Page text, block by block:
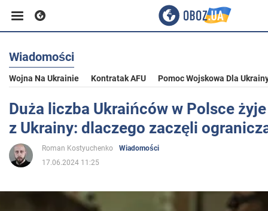
Biznes
Sport
Rozrywka
Wiadomości
Wojna Na Ukrainie Kontratak AFU Pomoc Wojskowa Dla
Duża liczba Ukraińców w Polsce
z Ukrainy: dlaczego zaczęli
Roman Kostyuchenko
Wiadomości
17.06.2024 11:25